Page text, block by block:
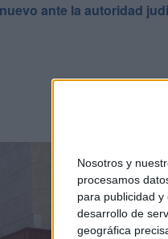
Nosotros y
procesamos
para publicidad
desarrollo de
geográfica
ante la autoridad